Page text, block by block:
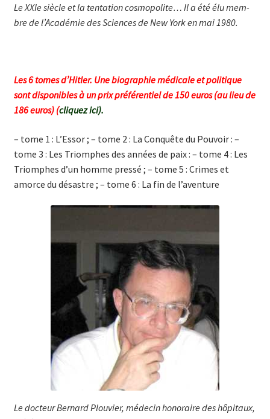
Le XXIe siècle et la tentation cosmopolite… Il a été élu mem­
bre de l’Académie des Sciences de New York en mai 1980.
Les 6 tomes d’Hitler. Une biographie médicale et politique
sont disponibles à un prix préférentiel de 150 euros (au lieu de
186 euros) (cliquez ici).
– tome 1 : L’Essor ; – tome 2 : La Conquête du Pouvoir : –
tome 3 : Les Triomphes des années de paix : – tome 4 : Les
Triomphes d’un homme pressé ; – tome 5 : Crimes et
amorce du désastre ; – tome 6 : La fin de l’aventure
Le docteur Bernard Plouvier, médecin honoraire des hôpi­taux,